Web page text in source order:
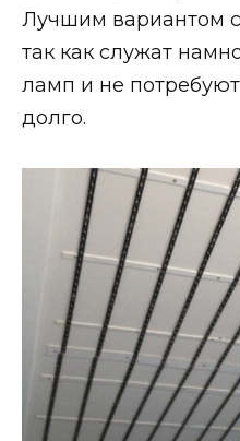
Лучшим вариантом
так как служат
ламп и не
долго.